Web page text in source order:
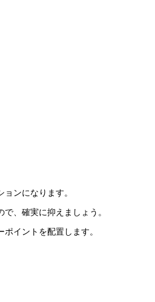
ンになります。
、確実に抑えましょう。
イントを配置します。